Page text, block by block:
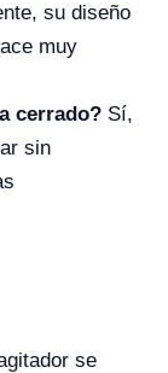
su diseño
muy
cerrado? Sí,
sin
se